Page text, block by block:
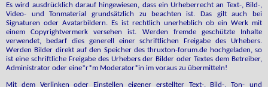
Es wird ausdrücklich darauf hingewiesen, dass ein Urheberrecht an Text-, Bild-,
Video- und Tonmaterial grundsätzlich zu beachten ist. Das gilt auch bei
Signaturen oder Avatarbildern. Es ist rechtlich unerheblich ob ein Werk mit
einem Copyrightvermerk versehen ist. Werden fremde geschützte Inhalte
verwendet, bedarf dies generell einer schriftlichen Freigabe des Urhebers.
Werden Bilder direkt auf den Speicher des thruxton-forum.de hochgeladen, so
ist eine schriftliche Freigabe des Urhebers der Bilder oder Textes dem Betreiber,
Administrator oder eine*r*m Moderator*in im voraus zu übermitteln!
Mit dem Verlinken oder Einstellen eigener erstellter Text-, Bild-, Ton- und